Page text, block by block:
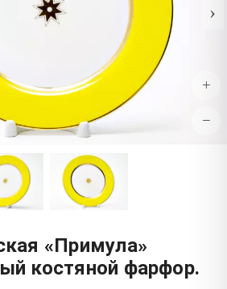
›
+
−
«Примула»
костяной фарфор.